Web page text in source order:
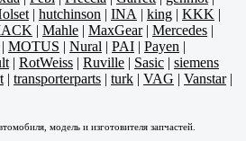
| hutchinson | INA | king | KKK |
| Mahle | MaxGear| Mercedes |
| MOTUS | Nural | PAI | Payen |
| RotWeiss | Ruville | Sasic | siemens
| transporterparts | turk | VAG | Vanstar|
модель и изготовителя запчастей.